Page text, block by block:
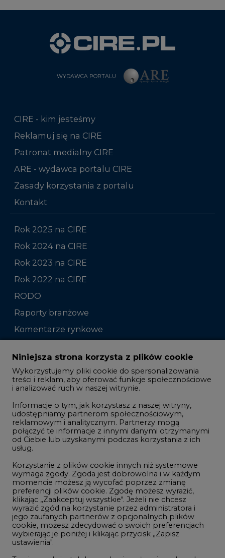
WYDAWCA PORTALU
CIRE - kim jesteśmy
Reklamuj się na CIRE
Patronat medialny CIRE
ARE - wydawca portalu CIRE
Zasady korzystania z portalu
Kontakt
Rok 2025 na CIRE
Rok 2024 na CIRE
Rok 2023 na CIRE
Rok 2022 na CIRE
RODO
Raporty branżowe
Komentarze rynkowe
Zmiany kadrowe na rynku
Studio CIRE
Rozmowy o energetyce
Gospodarka
Geopolityka
LTE450
Innowacje i AI
Telekomunikacja i IT
Handel emisjami CO2
Wodór
Górnictwo
Niniejsza strona korzysta z plików cookie
Wykorzystujemy pliki cookie do spersonalizowania
treści i reklam, aby oferować funkcje społecznościowe
i analizować ruch w naszej witrynie.
Informacje o tym, jak korzystasz z naszej witryny,
udostępniamy partnerom społecznościowym,
reklamowym i analitycznym. Partnerzy mogą
połączyć te informacje z innymi danymi otrzymanymi
od Ciebie lub uzyskanymi podczas korzystania z ich
usług.
Korzystanie z plików cookie innych niż systemowe
wymaga zgody. Zgoda jest dobrowolna i w każdym
momencie możesz ją wycofać poprzez zmianę
preferencji plików cookie. Zgodę możesz wyrazić,
klikając „Zaakceptuj wszystkie". Jeżeli nie chcesz
wyrazić zgód na korzystanie przez administratora i
jego zaufanych partnerów z opcjonalnych plików
cookie, możesz zdecydować o swoich preferencjach
wybierając je poniżej i klikając przycisk „Zapisz
ustawienia".